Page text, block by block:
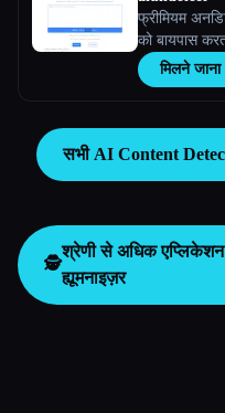
फ्रीमियम
को बायपास
मिलने जाना
सभी AI Content
🕵️
श्रेणी से अधिक
ह्यूमनाइज़र